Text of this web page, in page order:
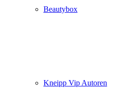
Beautybox
Kneipp Vip Autoren